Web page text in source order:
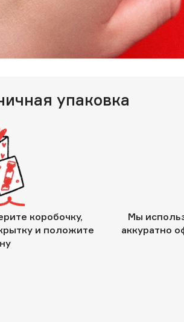
чтобы увеличить изображение
упаковка
коробочку,
и положите
Мы
аккуратно